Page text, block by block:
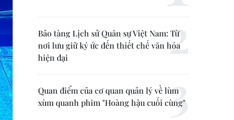
Bảo tàng Lịch sử Quân sự Việt Nam: Từ
nơi lưu giữ ký ức đến thiết chế văn hóa
hiện đại
Quan điểm của cơ quan quản lý về lùm
xùm quanh phim "Hoàng hậu cuối cùng"